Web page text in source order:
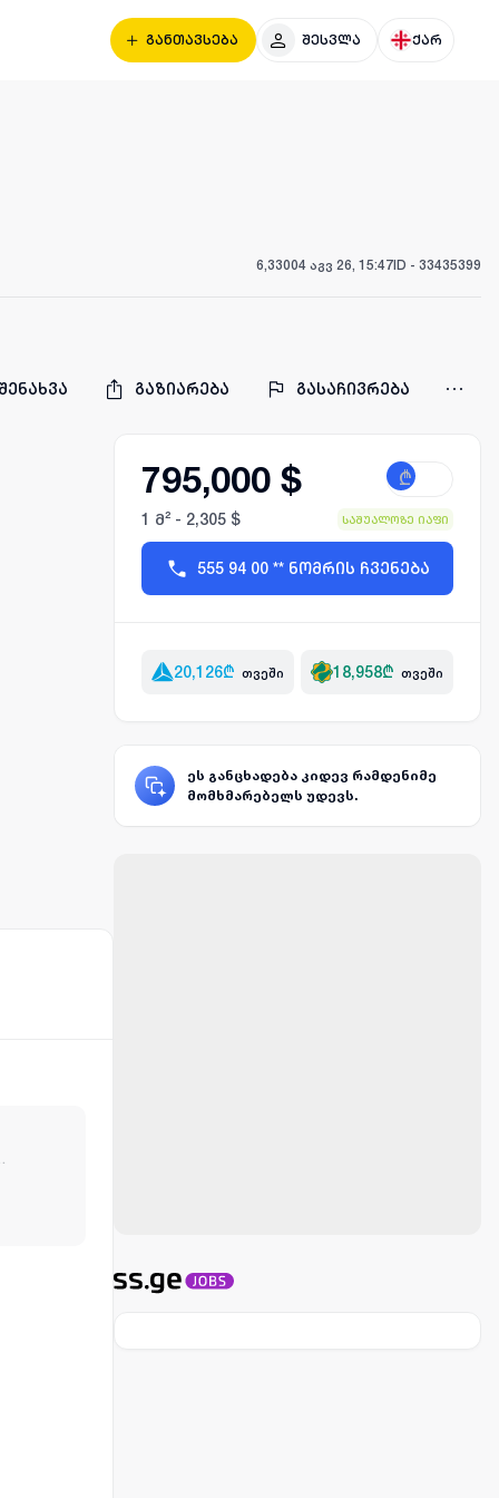
განთავსება შესვლა ქარ
6,33004 აგვ 26, 15:47ID - 33435399
გაზიარება გასაჩივრება
795,000 $ ₾
1 მ² - 2,305 $ საშუალოზე იაფი
555 94 00 ** ნომრის ჩვენება
20,126₾ თვეში 18,958₾ თვეში
ეს განცხადება კიდევ რამდენიმე
მომხმარებელს უდევს.